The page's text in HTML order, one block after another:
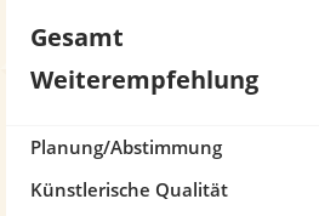
Gesamt
Weiterempfehlung
Planung/Abstimmung
Künstlerische Qualität